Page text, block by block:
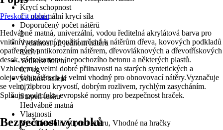
Krycí schopnost
1 - maximální krycí síla
Doporučený počet nátěrů
2
Vydatnost při jednom nátěru
8 m²/l
Velikost balení
0,7 kg
Velikost balení
0,7 l
Stupeň lesku
Hedvábně matná
Vlastnosti
Vysoká odolnost proti oděru, Vhodné na hračky
Přeskočit oblast
Hedvábně matná, univerzální, vodou ředitelná akrylátová barva pro
vnitřní i venkovní použití určená k nátěrům dřeva, kovových podkladů
opatřených antikorozním nátěrem, dřevovláknových a dřevotřískových
desek, sádrokartonu, nepochozího betonu a některých plastů.
Vzhledem k velmi dobré přilnavosti na starých syntetických a
olejových nátěrech je velmi vhodný pro obnovovací nátěry.Vyznačuje
se velmi dobrou kryvostí, dobrým rozlivem, rychlým zasycháním.
Splňuje podmínky evropské normy pro bezpečnost hraček.
Bezpečnost výrobků